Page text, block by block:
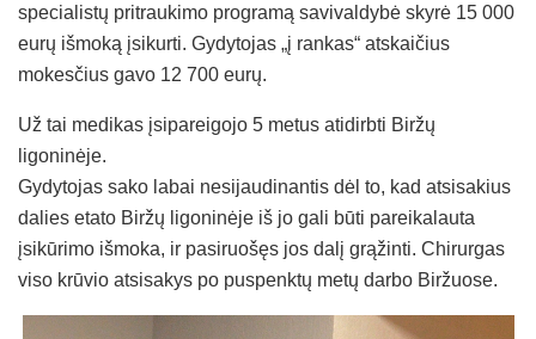
specialistų pritraukimo programą savivaldybė skyrė 15 000
eurų išmoką įsikurti. Gydytojas „į rankas“ atskaičius
mokesčius gavo 12 700 eurų.
Už tai medikas įsipareigojo 5 metus atidirbti Biržų
ligoninėje.
Gydytojas sako labai nesijaudinantis dėl to, kad atsisakius
dalies etato Biržų ligoninėje iš jo gali būti pareikalauta
įsikūrimo išmoka, ir pasiruošęs jos dalį grąžinti. Chirurgas
viso krūvio atsisakys po puspenktų metų darbo Biržuose.